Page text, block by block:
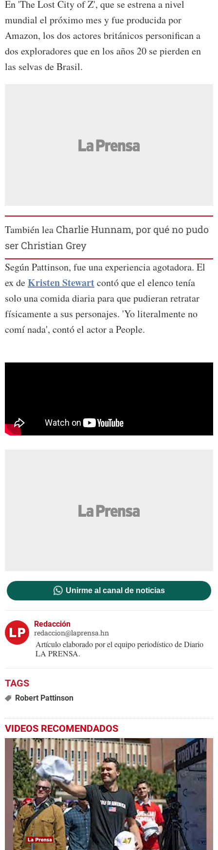
En 'The Lost City of Z', que se estrena a nivel
mundial el próximo mes y fue producida por
Amazon, los dos actores británicos personifican a
dos exploradores que en los años 20 se pierden en
las selvas de Brasil.
También leaCharlie Hunnam, por qué no pudo
ser Christian Grey
Según Pattinson, fue una experiencia agotadora. El
ex deKristen Stewartcontó que el elenco tenía
solo una comida diaria para que pudieran retratar
físicamente a sus personajes. 'Yo literalmente no
comí nada', contó el actor a People.
Unirme al canal de noticias
Redacción
redaccion@laprensa.hn
Artículo elaborado por el equipo periodístico de Diario
LA PRENSA.
Robert Pattinson
VIDEOS RECOMENDADOS